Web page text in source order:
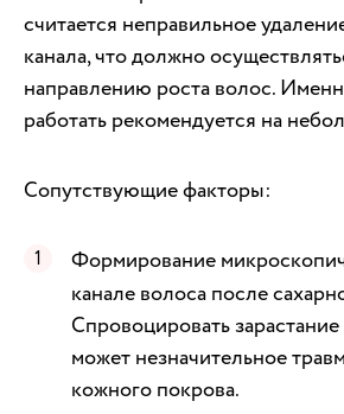
считается неправильное
канала, что должно
направлению роста волос.
работать рекомендуется на
Сопутствующие факторы:
Формирование
канале волоса после
Спровоцировать
может незначительное
кожного покрова.